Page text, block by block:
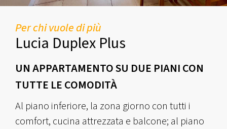
Per chi vuole di più
Lucia Duplex Plus
UN APPARTAMENTO SU DUE PIANI CON
TUTTE LE COMODITÀ
Al piano inferiore, la zona giorno con tutti i
comfort, cucina attrezzata e balcone; al piano